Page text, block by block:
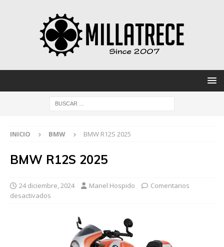
INICIO BMW BMW R12S 2025
BMW R12S 2025
24 diciembre, 2024 Manel Hospido
Comentarios
desactivados